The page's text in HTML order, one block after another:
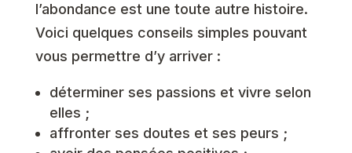
l’abondance est une toute autre histoire.
Voici quelques conseils simples pouvant
vous permettre d’y arriver :
déterminer ses passions et vivre selon
elles ;
affronter ses doutes et ses peurs ;